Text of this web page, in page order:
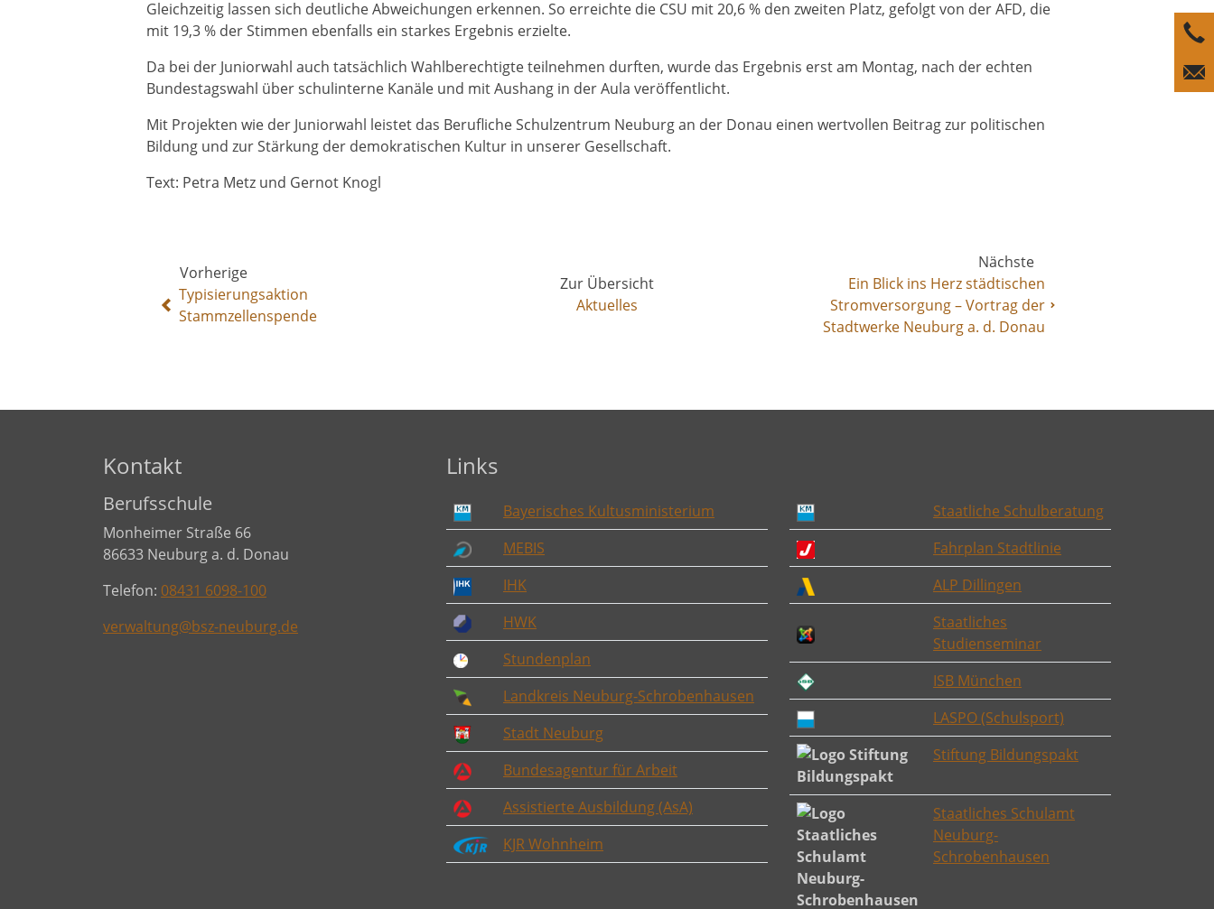
Gleichzeitig lassen sich deutliche Abweichungen erkennen. So erreichte die CSU mit 20,6 % den zweiten Platz, gefolgt von der AFD, die
mit 19,3 % der Stimmen ebenfalls ein starkes Ergebnis erzielte.
Da bei der Juniorwahl auch tatsächlich Wahlberechtigte teilnehmen durften, wurde das Ergebnis erst am Montag, nach der echten
Bundestagswahl über schulinterne Kanäle und mit Aushang in der Aula veröffentlicht.
Mit Projekten wie der Juniorwahl leistet das Berufliche Schulzentrum Neuburg an der Donau einen wertvollen Beitrag zur politischen
Bildung und zur Stärkung der demokratischen Kultur in unserer Gesellschaft.
Text: Petra Metz und Gernot Knogl
Vorherige
Typisierungsaktion
Stammzellenspende
Zur Übersicht
Aktuelles
Nächste
Ein Blick ins Herz städtischen
Stromversorgung – Vortrag der
Stadtwerke Neuburg a. d. Donau
Kontakt
Berufsschule
Monheimer Straße 66
86633 Neuburg a. d. Donau
Telefon: 08431 6098-100
verwaltung@bsz-neuburg.de
Links
Bayerisches Kultusministerium
MEBIS
IHK
HWK
Stundenplan
Landkreis Neuburg-Schrobenhausen
Stadt Neuburg
Bundesagentur für Arbeit
Assistierte Ausbildung (AsA)
KJR Wohnheim
Staatliche Schulberatung
Fahrplan Stadtlinie
ALP Dillingen
Staatliches
Studienseminar
ISB München
LASPO (Schulsport)
Stiftung Bildungspakt
Staatliches Schulamt
Neuburg-
Schrobenhausen